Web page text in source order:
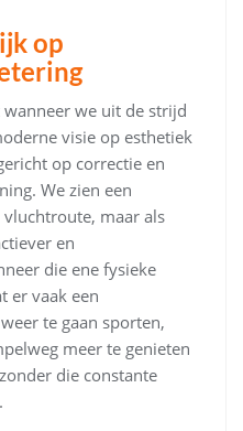
op
we uit de strijd
visie op esthetiek
op correctie en
We zien een
maar als
en
die ene fysieke
er vaak een
te gaan sporten,
meer te genieten
die constante